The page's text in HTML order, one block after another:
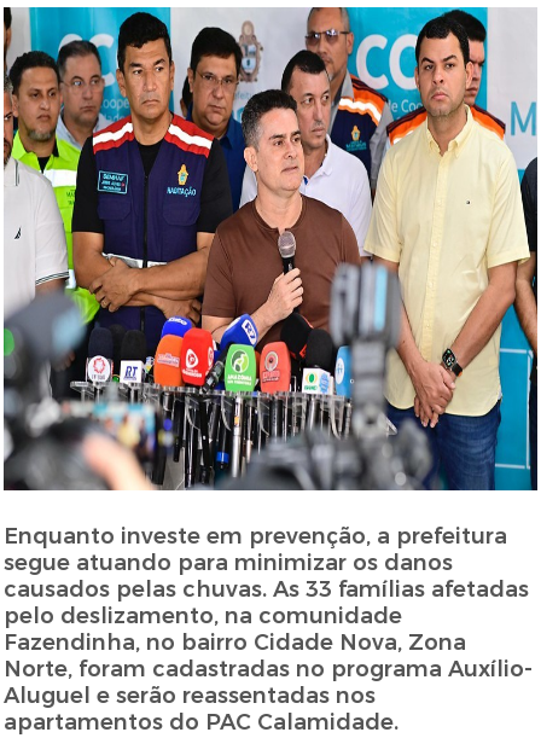
Enquanto investe em prevenção, a prefeitura
segue atuando para minimizar os danos
causados pelas chuvas. As 33 famílias afetadas
pelo deslizamento, na comunidade
Fazendinha, no bairro Cidade Nova, Zona
Norte, foram cadastradas no programa Auxílio-
Aluguel e serão reassentadas nos
apartamentos do PAC Calamidade.